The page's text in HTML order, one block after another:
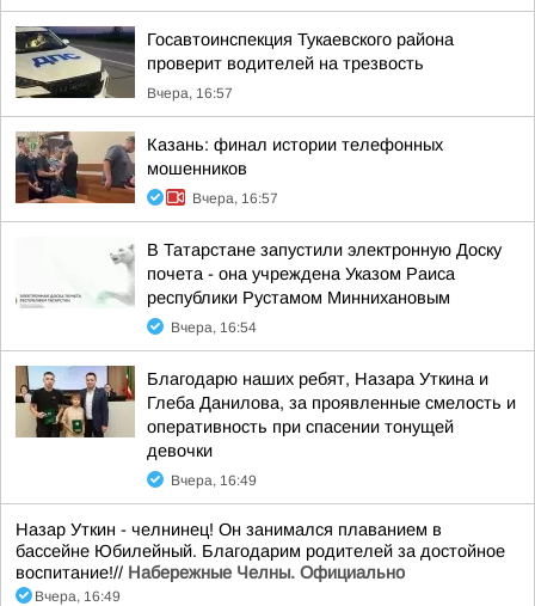
Госавтоинспекция Тукаевского района
проверит водителей на трезвость
Вчера, 16:57
Казань: финал истории телефонных
мошенников
Вчера, 16:57
В Татарстане запустили электронную Доску
почета - она учреждена Указом Раиса
республики Рустамом Миннихановым
Вчера, 16:54
Благодарю наших ребят, Назара Уткина и
Глеба Данилова, за проявленные смелость и
оперативность при спасении тонущей
девочки
Вчера, 16:49
Назар Уткин - челнинец! Он занимался плаванием в
бассейне Юбилейный. Благодарим родителей за достойное
воспитание!// Набережные Челны. Официально
Вчера, 16:49